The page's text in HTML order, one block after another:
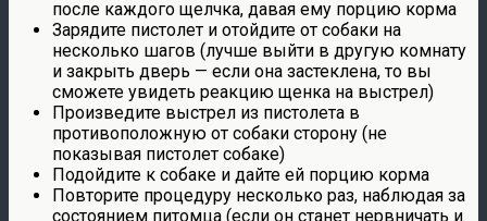
после каждого щелчка, давая ему порцию корма
Зарядите пистолет и отойдите от собаки на
несколько шагов (лучше выйти в другую комнату
и закрыть дверь — если она застеклена, то вы
сможете увидеть реакцию щенка на выстрел)
Произведите выстрел из пистолета в
противоположную от собаки сторону (не
показывая пистолет собаке)
Подойдите к собаке и дайте ей порцию корма
Повторите процедуру несколько раз, наблюдая за
состоянием питомца (если он станет нервничать и